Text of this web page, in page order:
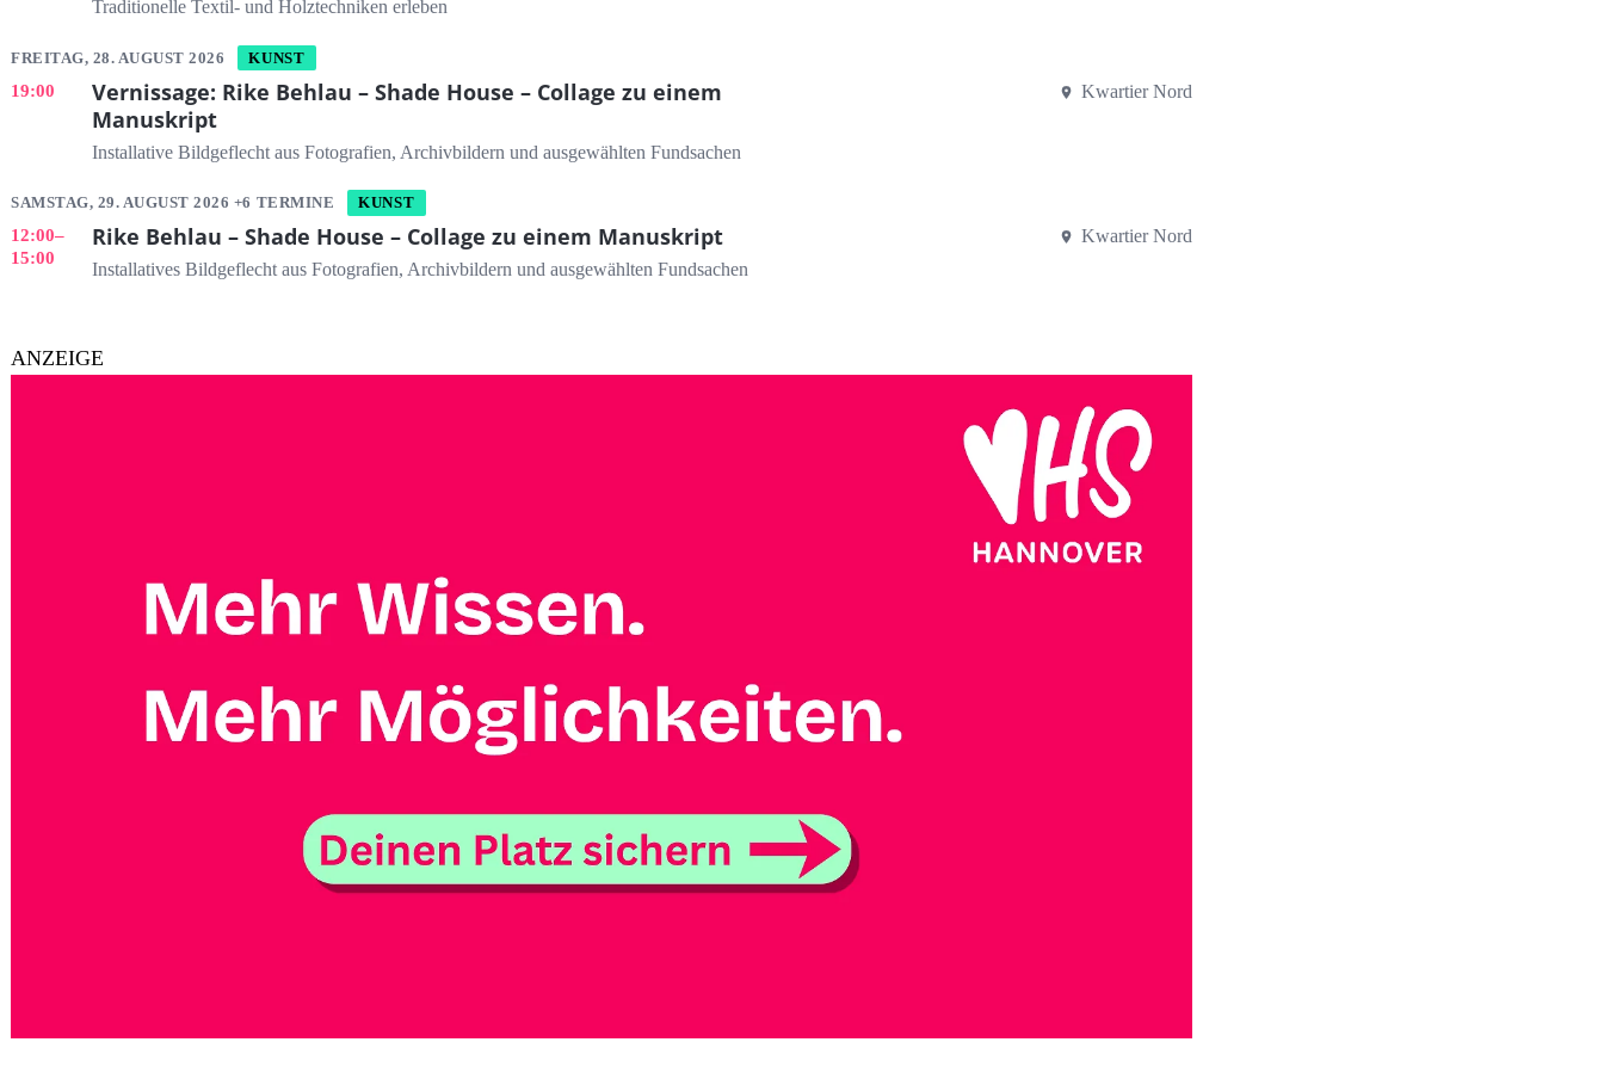
Traditionelle Textil- und Holztechniken erleben
FREITAG, 28. AUGUST 2026 KUNST
19:00
Vernissage: Rike Behlau – Shade House – Collage zu einem
Manuskript
Installative Bildgeflecht aus Fotografien, Archivbildern und ausgewählten Fundsachen
Kwartier Nord
SAMSTAG, 29. AUGUST 2026 +6 TERMINE KUNST
12:00–
15:00
Rike Behlau – Shade House – Collage zu einem Manuskript
Installatives Bildgeflecht aus Fotografien, Archivbildern und ausgewählten Fundsachen
Kwartier Nord
ANZEIGE